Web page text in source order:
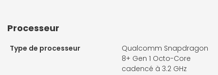
Processeur
Type de processeur
Qualcomm Snapdragon
8+ Gen 1 Octo-Core
cadencé à 3.2 GHz